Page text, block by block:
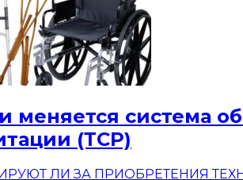
меняется система
(ТСР)